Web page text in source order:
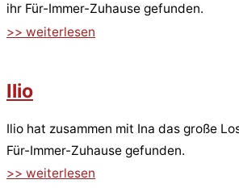
ihr Für-Immer-Zuhause gefunden.
>> weiterlesen
Ilio
Ilio hat zusammen mit Ina das große
Für-Immer-Zuhause gefunden.
>> weiterlesen